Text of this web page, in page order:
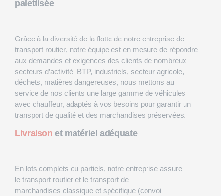
palettisée
Grâce à la diversité de la flotte de notre entreprise de
transport routier, notre équipe est en mesure de répondre
aux demandes et exigences des clients de nombreux
secteurs d’activité. BTP, industriels, secteur agricole,
déchets, matières dangereuses, nous mettons au
service de nos clients une large gamme de véhicules
avec chauffeur, adaptés à vos besoins pour garantir un
transport de qualité et des marchandises préservées.
Livraisonet matériel adéquate
En lots complets ou partiels, notre entreprise assure
le transport routier et le transport de
marchandises classique et spécifique (convoi